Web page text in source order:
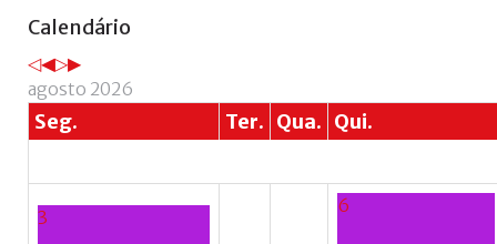
Calendário
AnoMês
Próximo
Próximo
agosto 2026
Seg. Ter. Qua. Qui.
3
6